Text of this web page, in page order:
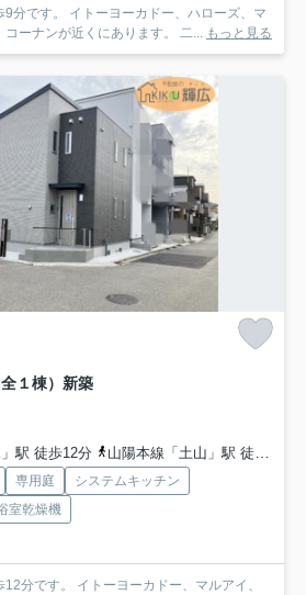
分です。 イトーヨーカドー、ハローズ、マ
ーナンが近くにあります。 二... もっと見る
全１棟）新築
駅 徒歩12分
山陽本線「土山」駅 徒歩34分
専用庭
システムキッチン
室乾燥機
分です。 イトーヨーカドー、マルアイ、